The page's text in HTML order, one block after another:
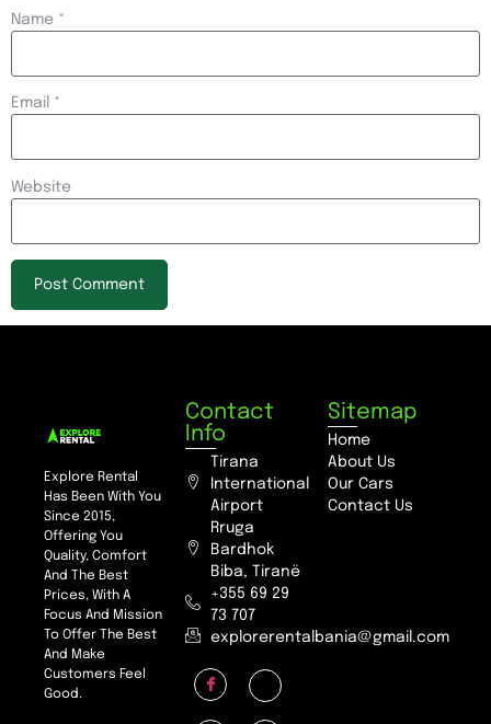
Name *
Email *
Website
Explore Rental
Has Been With You
Since 2015,
Offering You
Quality, Comfort
And The Best
Prices, With A
Focus And Mission
To Offer The Best
And Make
Customers Feel
Good.
Contact
Info
Tirana
International
Airport
Rruga
Bardhok
Biba, Tiranë
+355 69 29
73 707
explorerentalbania@gmail.com
Sitemap
Home
About Us
Our Cars
Contact Us